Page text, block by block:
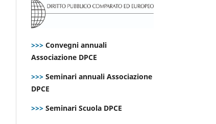
>>> Convegni annuali
Associazione DPCE
>>> Seminari annuali Associazione
DPCE
>>> Seminari Scuola DPCE